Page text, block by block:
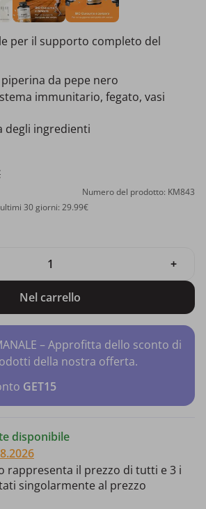
per il supporto completo del
da pepe nero
immunitario, fegato, vasi
degli ingredienti
Numero del prodotto: KM843
30 giorni: 29.99€
+
Nel carrello
– Approfitta dello sconto di
della nostra offerta.
GET15
disponibile
rappresenta il prezzo di tutti e 3 i
singolarmente al prezzo